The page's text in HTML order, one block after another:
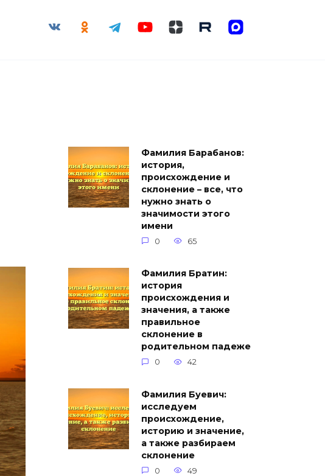
Фамилия Барабанов:
история,
происхождение и
склонение – все, что
нужно знать о
значимости этого
имени
0 65
Фамилия Братин:
история
происхождения и
значения, а также
правильное
склонение в
родительном падеже
0 42
Фамилия Буевич:
исследуем
происхождение,
историю и значение,
а также разбираем
склонение
0 49